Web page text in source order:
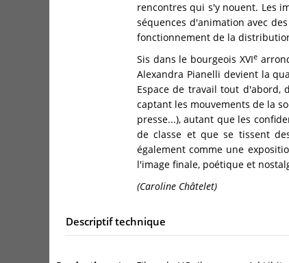
rencontres qui s'y nouent. Les
séquences d'animation avec
fonctionnement de la
Sis dans le bourgeois XVIe
Alexandra Pianelli devient la
Espace de travail tout d'abord,
captant les mouvements de la
presse...), autant que les
de classe et que se tissent
également comme une
l'image finale, poétique et
(Caroline Châtelet)
Descriptif technique